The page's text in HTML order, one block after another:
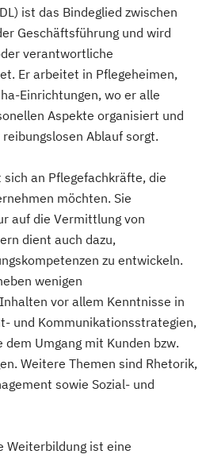
für
Hilfskräfte
Qualitätsmanager
ist das Bindeglied zwischen
Geschäftsführung und wird
verantwortliche
Er arbeitet in Pflegeheimen,
Einrichtungen, wo er alle
Aspekte organisiert und
Ablauf sorgt.
an Pflegefachkräfte, die
möchten. Sie
auf die Vermittlung von
dient auch dazu,
zu entwickeln.
wenigen
vor allem Kenntnisse in
und Kommunikationsstrategien,
Umgang mit Kunden bzw.
Weitere Themen sind Rhetorik,
sowie Sozial- und
Weiterbildung ist eine